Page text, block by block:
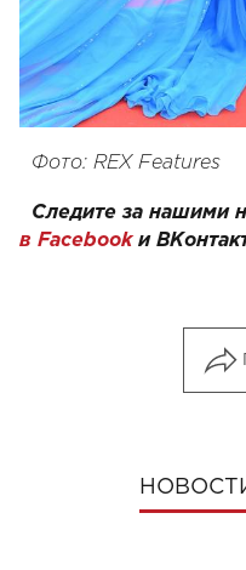
Фото: REX Features
Следите за нашими
в Facebookи